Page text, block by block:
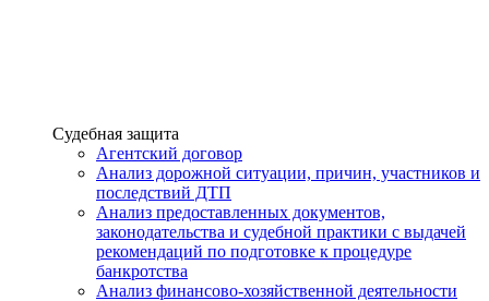
Услуги
Судебная защита
Агентский договор
Анализ дорожной ситуации, причин, участников и
последствий ДТП
Анализ предоставленных документов,
законодательства и судебной практики с выдачей
рекомендаций по подготовке к процедуре
банкротства
Анализ финансово-хозяйственной деятельности